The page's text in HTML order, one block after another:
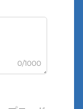
0/1000